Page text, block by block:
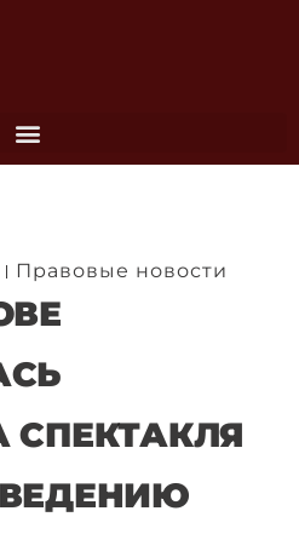
Правовые новости
СПЕКТАКЛЯ